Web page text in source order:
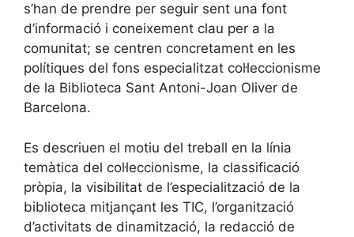
s’han de prendre per seguir sent una font
d’informació i coneixement clau per a la
comunitat; se centren concretament en les
polítiques del fons especialitzat col·leccionisme
de la Biblioteca Sant Antoni-Joan Oliver de
Barcelona.
Es descriuen el motiu del treball en la línia
temàtica del col·leccionisme, la classificació
pròpia, la visibilitat de l’especialització de la
biblioteca mitjançant les TIC, l’organització
d’activitats de dinamització, la redacció de